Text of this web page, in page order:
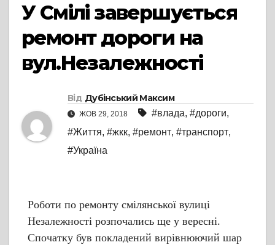
У Смілі завершується
ремонт дороги на
вул.Незалежності
Від Дубінський Максим
ЖОВ 29, 2018 #влада, #дороги,
#Життя, #жкк, #ремонт, #транспорт,
#Україна
Роботи по ремонту смілянської вулиці
Незалежності розпочались ще у вересні.
Спочатку був покладений вирівнюючий шар